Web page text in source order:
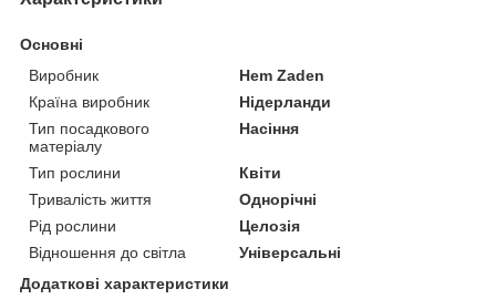
Основні
Виробник
Hem Zaden
Країна виробник
Нідерланди
Тип посадкового
матеріалу
Насіння
Тип рослини
Квіти
Тривалість життя
Однорічні
Рід рослини
Целозія
Відношення до світла
Універсальні
Додаткові характеристики